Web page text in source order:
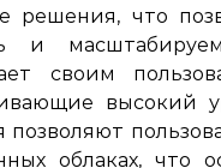
решения, что
и
своим
высокий
облаках, что